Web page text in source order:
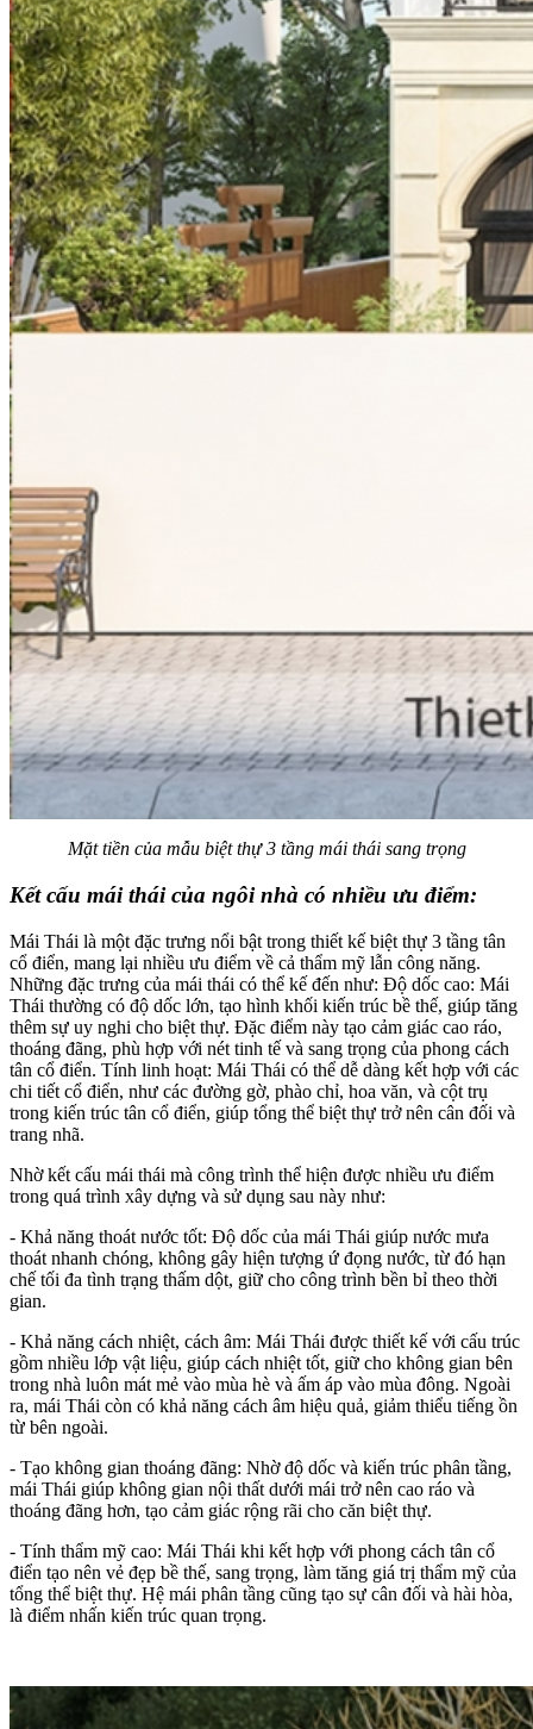
Mặt tiền của mẫu biệt thự 3 tầng mái thái sang trọng
Kết cấu mái thái của ngôi nhà có nhiều ưu điểm:
Mái Thái là một đặc trưng nổi bật trong thiết kế biệt thự 3 tầng tân
cổ điển, mang lại nhiều ưu điểm về cả thẩm mỹ lẫn công năng.
Những đặc trưng của mái thái có thể kế đến như: Độ dốc cao: Mái
Thái thường có độ dốc lớn, tạo hình khối kiến trúc bề thế, giúp tăng
thêm sự uy nghi cho biệt thự. Đặc điểm này tạo cảm giác cao ráo,
thoáng đãng, phù hợp với nét tinh tế và sang trọng của phong cách
tân cổ điển. Tính linh hoạt: Mái Thái có thể dễ dàng kết hợp với các
chi tiết cổ điển, như các đường gờ, phào chỉ, hoa văn, và cột trụ
trong kiến trúc tân cổ điển, giúp tổng thể biệt thự trở nên cân đối và
trang nhã.
Nhờ kết cấu mái thái mà công trình thể hiện được nhiều ưu điểm
trong quá trình xây dựng và sử dụng sau này như:
- Khả năng thoát nước tốt: Độ dốc của mái Thái giúp nước mưa
thoát nhanh chóng, không gây hiện tượng ứ đọng nước, từ đó hạn
chế tối đa tình trạng thấm dột, giữ cho công trình bền bỉ theo thời
gian.
- Khả năng cách nhiệt, cách âm: Mái Thái được thiết kế với cấu trúc
gồm nhiều lớp vật liệu, giúp cách nhiệt tốt, giữ cho không gian bên
trong nhà luôn mát mẻ vào mùa hè và ấm áp vào mùa đông. Ngoài
ra, mái Thái còn có khả năng cách âm hiệu quả, giảm thiểu tiếng ồn
từ bên ngoài.
- Tạo không gian thoáng đãng: Nhờ độ dốc và kiến trúc phân tầng,
mái Thái giúp không gian nội thất dưới mái trở nên cao ráo và
thoáng đãng hơn, tạo cảm giác rộng rãi cho căn biệt thự.
- Tính thẩm mỹ cao: Mái Thái khi kết hợp với phong cách tân cổ
điển tạo nên vẻ đẹp bề thế, sang trọng, làm tăng giá trị thẩm mỹ của
tổng thể biệt thự. Hệ mái phân tầng cũng tạo sự cân đối và hài hòa,
là điểm nhấn kiến trúc quan trọng.